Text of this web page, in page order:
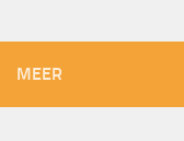
MEER